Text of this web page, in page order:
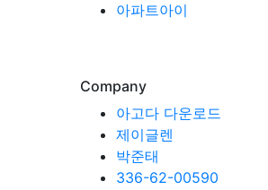
아파트아이
Company
아고다 다운로드
제이글렌
박준태
336-62-00590